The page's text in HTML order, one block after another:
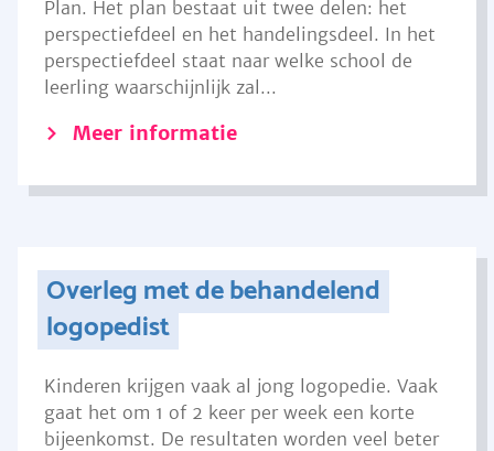
Plan. Het plan bestaat uit twee delen: het
perspectiefdeel en het handelingsdeel. In het
perspectiefdeel staat naar welke school de
leerling waarschijnlijk zal...
Meer informatie
Overleg met de behandelend
logopedist
Kinderen krijgen vaak al jong logopedie. Vaak
gaat het om 1 of 2 keer per week een korte
bijeenkomst. De resultaten worden veel beter